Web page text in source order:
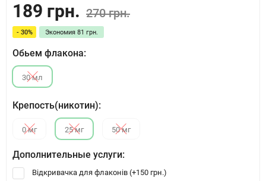
189 грн. 270 грн.
- 30% Экономия 81 грн.
Обьем флакона:
30 мл
Крепость(никотин):
0 мг 25 мг 50 мг
Дополнительные услуги:
Відкривачка для флаконів (+150 грн.)